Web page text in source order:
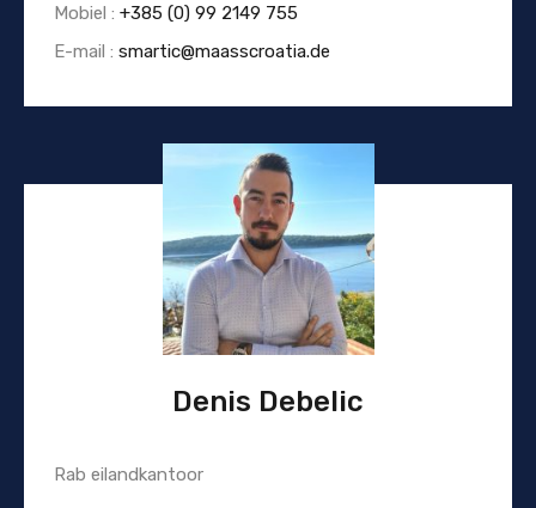
Mobiel : +385 (0) 99 2149 755
E-mail : smartic@maasscroatia.de
Denis Debelic
Rab eilandkantoor